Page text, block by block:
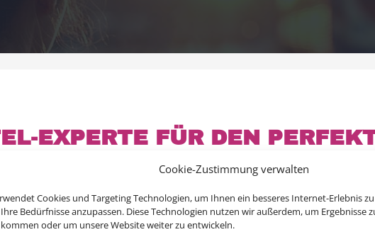
Cookie-Zustimmung verwalten
Cookies und Targeting Technologien, um Ihnen ein besseres Internet-Erlebnis
Bedürfnisse anzupassen. Diese Technologien nutzen wir außerdem, um Ergebnisse
oder um unsere Website weiter zu entwickeln.
EXPERTE FÜR DEN
BAHNANREISE